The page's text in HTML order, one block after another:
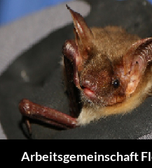
Arbeitsgemeinschaft